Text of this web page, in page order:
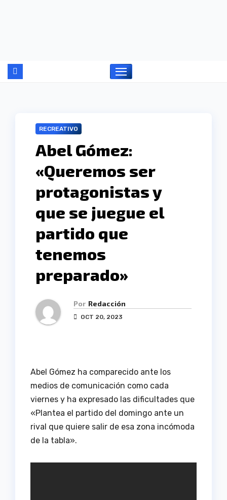
RECREATIVO
Abel Gómez:
«Queremos ser
protagonistas y
que se juegue el
partido que
tenemos
preparado»
Por Redacción
OCT 20, 2023
Abel Gómez ha comparecido ante los
medios de comunicación como cada
viernes y ha expresado las dificultades que
«Plantea el partido del domingo ante un
rival que quiere salir de esa zona incómoda
de la tabla».